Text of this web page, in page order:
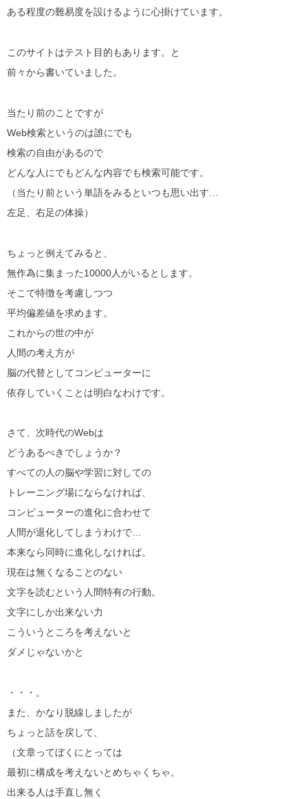
ある程度の難易度を設けるように心掛けています。
このサイトはテスト目的もあります。と
前々から書いていました。
当たり前のことですが
Web検索というのは誰にでも
検索の自由があるので
どんな人にでもどんな内容でも検索可能です。
（当たり前という単語をみるといつも思い出す…
左足、右足の体操）
ちょっと例えてみると、
無作為に集まった10000人がいるとします。
そこで特徴を考慮しつつ
平均偏差値を求めます。
これからの世の中が
人間の考え方が
脳の代替としてコンピューターに
依存していくことは明白なわけです。
さて、次時代のWebは
どうあるべきでしょうか？
すべての人の脳や学習に対しての
トレーニング場にならなければ、
コンピューターの進化に合わせて
人間が退化してしまうわけで…
本来なら同時に進化しなければ。
現在は無くなることのない
文字を読むという人間特有の行動。
文字にしか出来ない力
こういうところを考えないと
ダメじゃないかと
・・・。
また、かなり脱線しましたが
ちょっと話を戻して、
（文章ってぼくにとっては
最初に構成を考えないとめちゃくちゃ。
出来る人は手直し無く